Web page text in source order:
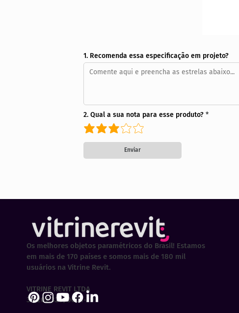
1. Recomenda essa especificação em projeto?
2. Qual a sua nota para esse produto?
Enviar
Os melhores objetos paramétricos do Brasil! Estamos
em mais de 170 países e somos mais de 180 mil
usuários na Vitrine Revit.
VITRINE REVIT LTDA
30.202.323/0001-29